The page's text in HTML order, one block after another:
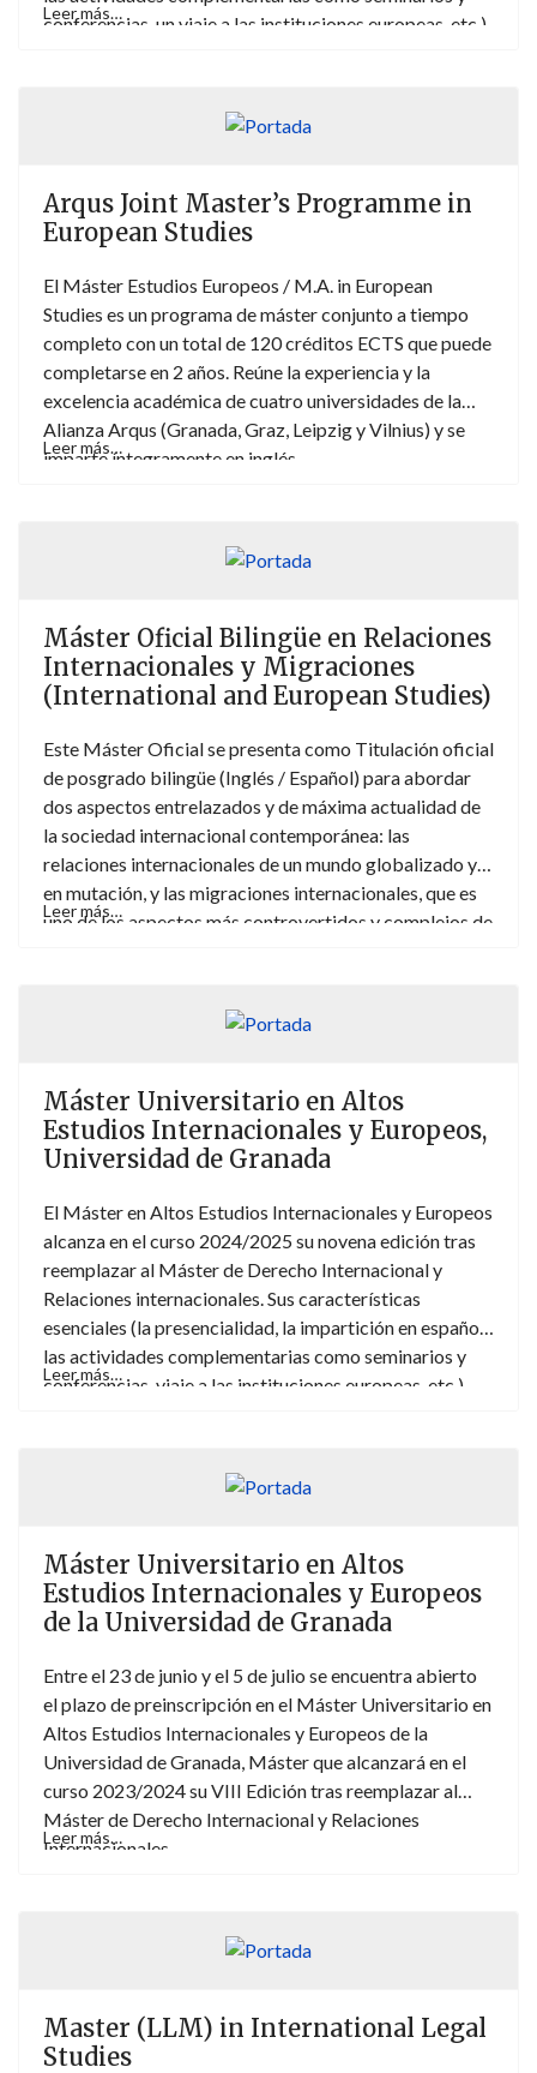
conferencias, un viaje a las instituciones europeas, etc.)
Departamento de Derecho internacional público y
Relaciones internacionales de la Universidad de
destinatarios tanto a aquellos estudiantes que quieran
proseguir una formación académica y/o investigadora
como a futuros profesionales del derecho y las
relaciones internacionales (Carrera diplomática,
Función pública internacional, Abogacía y Consultoría
Internacional y especialización en temas
internacionales para ONGs). La experiencia de los
egresados pone de manifiesto que una formación en
relaciones internacionales es un importante activo para
encontrar trabajo posteriormente en ámbitos muy
Ciencias Políticas y Relaciones internacionales, o
aquellos que de cualquier otra forma hayan cursado y
Unión Europea o de Relaciones internacionales.
Leer más…
Arqus Joint Master’s Programme in
European Studies
El Máster Estudios Europeos / M.A. in European
Studies es un programa de máster conjunto a tiempo
completo con un total de 120 créditos ECTS que puede
completarse en 2 años. Reúne la experiencia y la
excelencia académica de cuatro universidades de la
Alianza Arqus (Granada, Graz, Leipzig y Vilnius) y se
imparte íntegramente en inglés.
Leer más…
Máster Oficial Bilingüe en Relaciones
Internacionales y Migraciones
(International and European Studies)
Este Máster Oficial se presenta como Titulación oficial
de posgrado bilingüe (Inglés / Español) para abordar
dos aspectos entrelazados y de máxima actualidad de
la sociedad internacional contemporánea: las
relaciones internacionales de un mundo globalizado y
en mutación, y las migraciones internacionales, que es
uno de los aspectos más controvertidos y complejos de
marcado por el respeto de los Derechos
Fundamentales de las personas de cualquier
Leer más…
Máster Universitario en Altos
Estudios Internacionales y Europeos,
Universidad de Granada
El Máster en Altos Estudios Internacionales y Europeos
alcanza en el curso 2024/2025 su novena edición tras
reemplazar al Máster de Derecho Internacional y
Relaciones internacionales. Sus características
esenciales (la presencialidad, la impartición en español,
las actividades complementarias como seminarios y
conferencias, viaje a las instituciones europeas, etc.)
Departamento de Derecho internacional público y
Relaciones internacionales de la Universidad de
Leer más…
Máster Universitario en Altos
Estudios Internacionales y Europeos
de la Universidad de Granada
Entre el 23 de junio y el 5 de julio se encuentra abierto
el plazo de preinscripción en el Máster Universitario en
Altos Estudios Internacionales y Europeos de la
Universidad de Granada, Máster que alcanzará en el
curso 2023/2024 su VIII Edición tras reemplazar al
Máster de Derecho Internacional y Relaciones
Internacionales.
Leer más…
Master (LLM) in International Legal
Studies